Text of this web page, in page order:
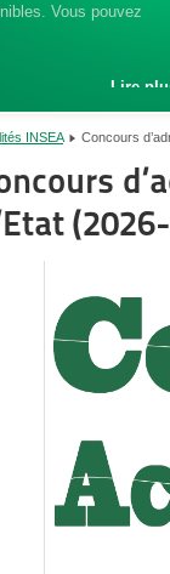
Vous pouvez
Lire
INSEA Concours